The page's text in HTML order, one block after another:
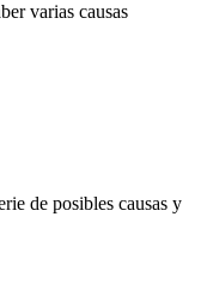
varias causas
de posibles causas y